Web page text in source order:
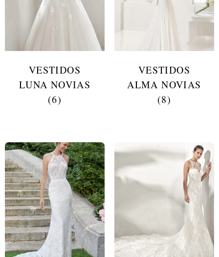
VESTIDOS
LUNA NOVIAS
(6)
VESTIDOS
ALMA NOVIAS
(8)